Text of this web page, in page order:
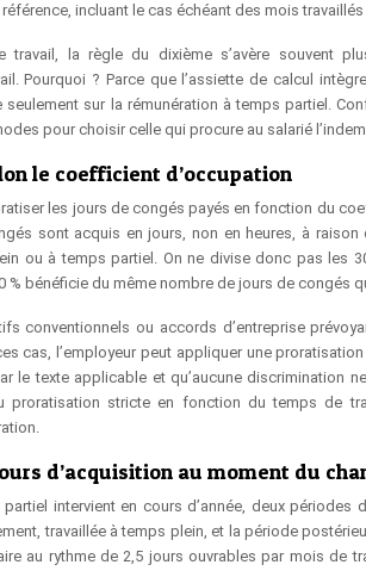
incluant le cas échéant des mois
la règle du dixième s’avère souvent
Pourquoi ? Parce que l’assiette de calcul
sur la rémunération à temps partiel.
pour choisir celle qui procure au salarié
le coefficient d’occupation
les jours de congés payés en fonction du
sont acquis en jours, non en heures, à
ou à temps partiel. On ne divise donc pas les
bénéficie du même nombre de jours de congés
conventionnels ou accords d’entreprise
cas, l’employeur peut appliquer une
le texte applicable et qu’aucune discrimination
proratisation stricte en fonction du temps de
d’acquisition au moment du
intervient en cours d’année, deux périodes
travaillée à temps plein, et la période
au rythme de 2,5 jours ouvrables par mois de